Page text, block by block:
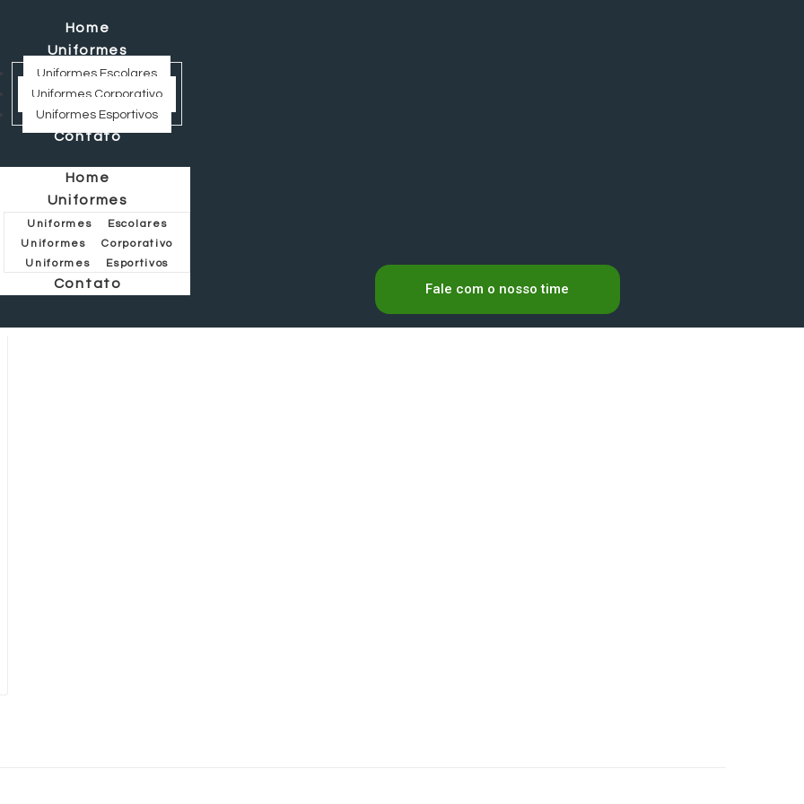
Home
Uniformes
Uniformes Escolares
Uniformes Corporativo
Uniformes Esportivos
Contato
Home
Uniformes
Uniformes Escolares
Uniformes Corporativo
Uniformes Esportivos
Contato Fale com o nosso time